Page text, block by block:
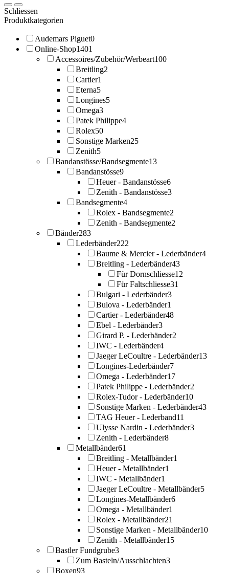
Schliessen
Produktkategorien
Audemars Piguet0
Online-Shop1401
Accessoires/Zubehör/Werbeart100
Breitling2
Cartier1
Eterna5
Longines5
Omega3
Patek Philippe4
Rolex50
Sonstige Marken25
Zenith5
Bandanstösse/Bandsegmente13
Bandanstösse9
Heuer - Bandanstösse6
Zenith - Bandanstösse3
Bandsegmente4
Rolex - Bandsegmente2
Zenith - Bandsegmente2
Bänder283
Lederbänder222
Baume & Mercier - Lederbänder4
Breitling - Lederbänder43
Für Dornschliesse12
Für Faltschliesse31
Bulgari - Lederbänder3
Bulova - Lederbänder1
Cartier - Lederbänder48
Ebel - Lederbänder3
Girard P. - Lederbänder2
IWC - Lederbänder4
Jaeger LeCoultre - Lederbänder13
Longines-Lederbänder7
Omega - Lederbänder17
Patek Philippe - Lederbänder2
Rolex-Tudor - Lederbänder10
Sonstige Marken - Lederbänder43
TAG Heuer - Lederband11
Ulysse Nardin - Lederbänder3
Zenith - Lederbänder8
Metallbänder61
Breitling - Metallbänder1
Heuer - Metallbänder1
IWC - Metallbänder1
Jaeger LeCoultre - Metallbänder5
Longines-Metallbänder6
Omega - Metallbänder1
Rolex - Metallbänder21
Sonstige Marken - Metallbänder10
Zenith - Metallbänder15
Bastler Fundgrube3
Zum Basteln/Ausschlachten3
Boxen93